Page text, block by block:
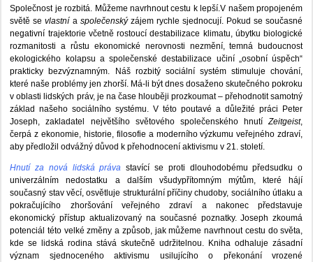
Společnost je rozbitá. Můžeme navrhnout cestu k lepší.V našem propojeném
světě sevlastní a společenskýzájem rychle sjednocují. Pokud se současné
negativní trajektorie včetně rostoucí destabilizace klimatu, úbytku biologické
rozmanitosti a růstu ekonomické nerovnosti nezmění, temná budoucnost
ekologického kolapsu a společenské destabilizace učiní „osobní úspěch“
prakticky bezvýznamným. Náš rozbitý sociální systém stimuluje chování,
které naše problémy jen zhorší. Má-li být dnes dosaženo skutečného pokroku
v oblasti lidských práv, je na čase hlouběji prozkoumat – přehodnotit samotný
základ našeho sociálního systému. V této poutavé a důležité práci Peter
Joseph, zakladatel největšího světového společenského hnutíZeitgeist,
čerpá z ekonomie, historie, filosofie a moderního výzkumu veřejného zdraví,
aby předložil odvážný důvod k přehodnocení aktivismu v 21. století.
Hnutí za nová lidská práva stavící se proti dlouhodobému předsudku o
univerzálním nedostatku a dalším všudypřítomným mýtům, které hájí
současný stav věcí, osvětluje strukturální příčiny chudoby, sociálního útlaku a
pokračujícího zhoršování veřejného zdraví a nakonec představuje
ekonomický přístup aktualizovaný na současné poznatky. Joseph zkoumá
potenciál této velké změny a způsob, jak můžeme navrhnout cestu do světa,
kde se lidská rodina stává skutečně udržitelnou. Kniha odhaluje zásadní
význam sjednoceného aktivismu usilujícího o překonání vrozené